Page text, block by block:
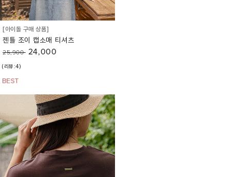
[아이돌 구매 상품]
젠틀 조이 캡소매 티셔츠
25,900 24,000
(리뷰:4)